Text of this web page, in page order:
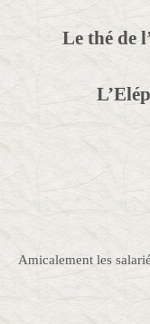
Le thé de
Amicalement les